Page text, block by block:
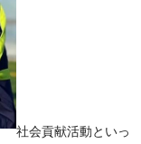
社会貢献活動といっ